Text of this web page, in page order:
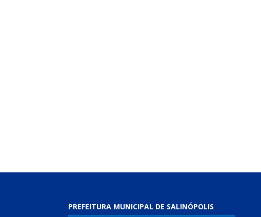
PREFEITURA MUNICIPAL DE SALINÓPOLIS